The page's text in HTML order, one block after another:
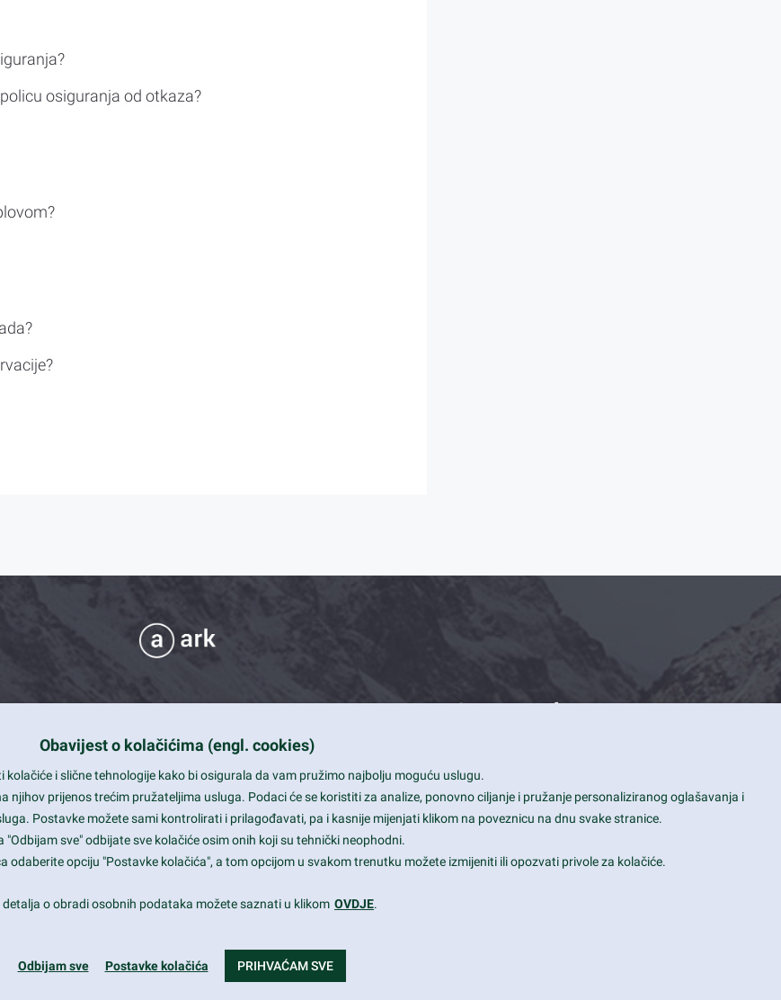
osiguranja od otkaza?
beautiful design
Eelements
Contact Info
View, CA 94043
+1 650-253-0000
Daily: 9:00 am - 6:00 pm
Obavijest o kolačićima (engl. cookies)
kolačiće i slične tehnologije kako bi osigurala da vam pružimo najbolju moguću uslugu.
njihov prijenos trećim pružateljima usluga. Podaci će se koristiti za analize, ponovno ciljanje i pružanje personaliziranog oglašavanja i
Postavke možete sami kontrolirati i prilagođavati, pa i kasnije mijenjati klikom na poveznicu na dnu svake stranice.
"Odbijam sve" odbijate sve kolačiće osim onih koji su tehnički neophodni.
odaberite opciju "Postavke kolačića", a tom opcijom u svakom trenutku možete izmijeniti ili opozvati privole za kolačiće.
detalja o obradi osobnih podataka možete saznati u klikom OVDJE.
Odbijam sve Postavke kolačića PRIHVAĆAM SVE